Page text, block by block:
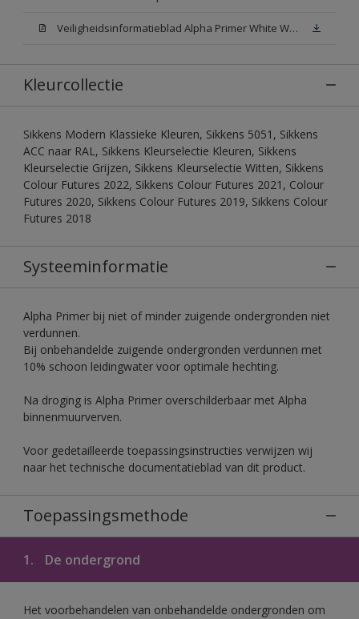
Veiligheidsinformatieblad Alpha Primer White W05 (MSDS)
Kleurcollectie
Sikkens Modern Klassieke Kleuren, Sikkens 5051, Sikkens
ACC naar RAL, Sikkens Kleurselectie Kleuren, Sikkens
Kleurselectie Grijzen, Sikkens Kleurselectie Witten, Sikkens
Colour Futures 2022, Sikkens Colour Futures 2021, Colour
Futures 2020, Sikkens Colour Futures 2019, Sikkens Colour
Futures 2018
Systeeminformatie
Alpha Primer bij niet of minder zuigende ondergronden niet
verdunnen.
Bij onbehandelde zuigende ondergronden verdunnen met
10% schoon leidingwater voor optimale hechting.
Na droging is Alpha Primer overschilderbaar met Alpha
binnenmuurverven.
Voor gedetailleerde toepassingsinstructies verwijzen wij
naar het technische documentatieblad van dit product.
Toepassingsmethode
1. De ondergrond
Het voorbehandelen van onbehandelde ondergronden om